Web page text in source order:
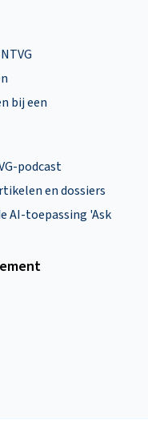
bij een
podcast
en dossiers
AI-toepassing 'Ask